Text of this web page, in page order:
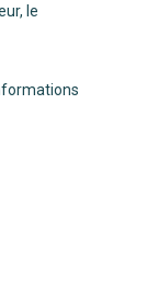
le